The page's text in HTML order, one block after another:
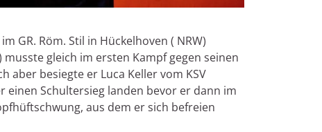
GR. Röm. Stil in Hückelhoven ( NRW)
gleich im ersten Kampf gegen seinen
aber besiegte er Luca Keller vom KSV
einen Schultersieg landen bevor er dann im
aus dem er sich befreien